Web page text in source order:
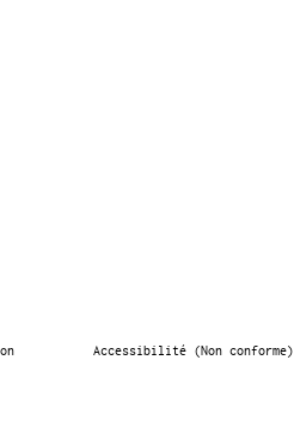
Accessibilité (Non conforme)